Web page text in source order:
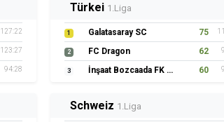
127:22
123:27
94:28
Türkei 1.Liga
1 Galatasaray SC 75
2 FC Dragon 62
3 İnşaat Bozcaada FK 1957 60
Schweiz 1.Liga